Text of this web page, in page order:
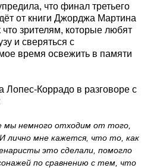
что финал третьего
от книги Джорджа Мартина
зрителям, которые любят
и сверяться с
время освежить в памяти
Лопес-Коррадо в разговоре с
мы немного отходим от того,
лично мне кажется, что то, как
это сделали, помогло
по сравнению с тем, что